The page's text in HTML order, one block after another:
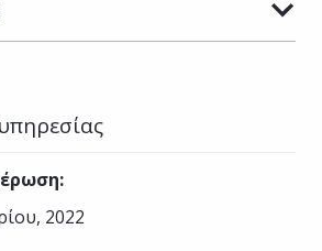
:
2022